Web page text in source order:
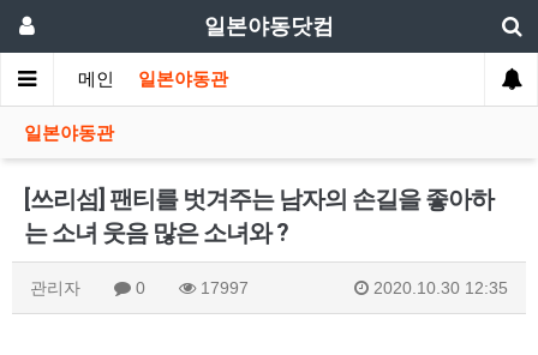
일본야동닷컴
메인 일본야동관
일본야동관
[쓰리섬] 팬티를 벗겨주는 남자의 손길을 좋아하
는 소녀 웃음 많은 소녀와 ?
관리자 0 17997 2020.10.30 12:35